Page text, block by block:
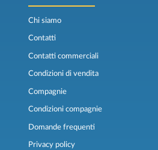
Chi siamo
Contatti
Contatti commerciali
Condizioni di vendita
Compagnie
Condizioni compagnie
Domande frequenti
Privacy policy